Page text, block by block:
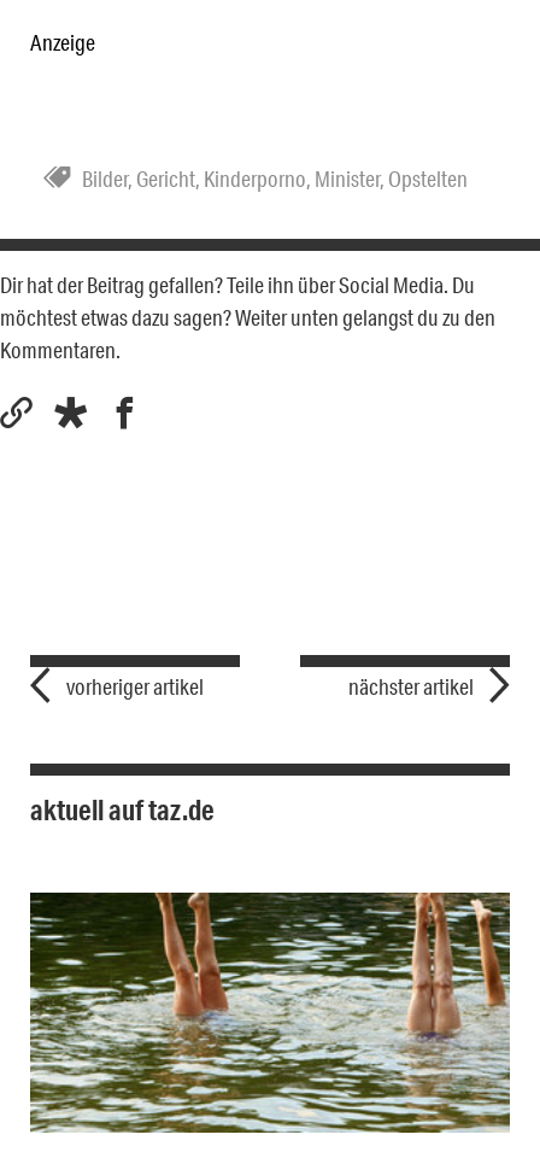
Anzeige
Bilder, Gericht, Kinderporno, Minister, Opstelten
Dir hat der Beitrag gefallen? Teile ihn über Social Media. Du
möchtest etwas dazu sagen? Weiter unten gelangst du zu den
Kommentaren.
vorheriger artikel nächster artikel
aktuell auf taz.de